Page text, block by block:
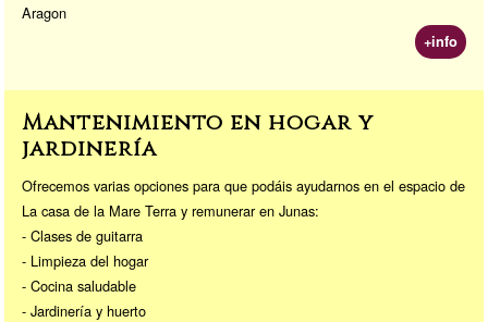
Aragon
+info
Mantenimiento en hogar y
jardinería
Ofrecemos varias opciones para que podáis ayudarnos en el espacio de
La casa de la Mare Terra y remunerar en Junas:
- Clases de guitarra
- Limpieza del hogar
- Cocina saludable
- Jardinería y huerto